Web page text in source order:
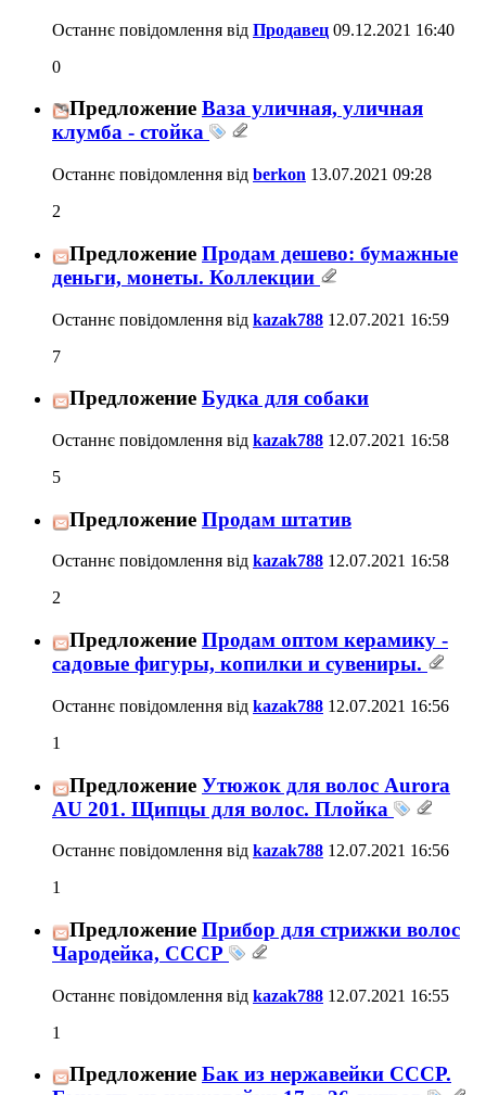
Останнє повідомлення від Продавец 09.12.2021 16:40
0
Предложение Ваза уличная, уличная
клумба - стойка
Останнє повідомлення від berkon 13.07.2021 09:28
2
Предложение Продам дешево: бумажные
деньги, монеты. Коллекции
Останнє повідомлення від kazak788 12.07.2021 16:59
7
Предложение Будка для собаки
Останнє повідомлення від kazak788 12.07.2021 16:58
5
Предложение Продам штатив
Останнє повідомлення від kazak788 12.07.2021 16:58
2
Предложение Продам оптом керамику -
садовые фигуры, копилки и сувениры.
Останнє повідомлення від kazak788 12.07.2021 16:56
1
Предложение Утюжок для волос Aurora
AU 201. Щипцы для волос. Плойка
Останнє повідомлення від kazak788 12.07.2021 16:56
1
Предложение Прибор для стрижки волос
Чародейка, СССР
Останнє повідомлення від kazak788 12.07.2021 16:55
1
Предложение Бак из нержавейки СССР.